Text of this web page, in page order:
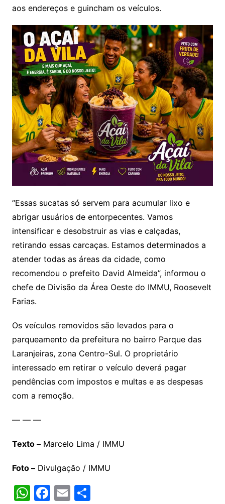
aos endereços e guincham os veículos.
“Essas sucatas só servem para acumular lixo e
abrigar usuários de entorpecentes. Vamos
intensificar e desobstruir as vias e calçadas,
retirando essas carcaças. Estamos determinados a
atender todas as áreas da cidade, como
recomendou o prefeito David Almeida”, informou o
chefe de Divisão da Área Oeste do IMMU, Roosevelt
Farias.
Os veículos removidos são levados para o
parqueamento da prefeitura no bairro Parque das
Laranjeiras, zona Centro-Sul. O proprietário
interessado em retirar o veículo deverá pagar
pendências com impostos e multas e as despesas
com a remoção.
— — —
Texto –Marcelo Lima / IMMU
Foto –Divulgação / IMMU
W F E S